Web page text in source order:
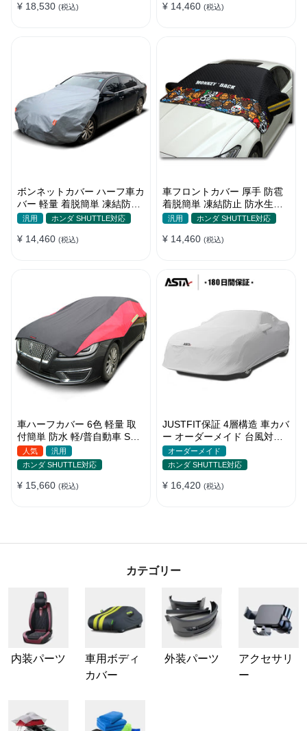
ー
¥ 18,530 (税込) ¥ 14,460 (税込)
ボンネットカバー ハーフ車カ
バー 軽量 着脱簡単 凍結防止
裏起毛 防水防塵 四季
汎用 ホンダ SHUTTLE対応
¥ 14,460 (税込)
車フロントカバー 厚手 防雹
着脱簡単 凍結防止 防水生地
可愛い 軽量 汚れから守る 四
汎用 ホンダ SHUTTLE対応
¥ 14,460 (税込)
車ハーフカバー 6色 軽量 取
付簡単 防水 軽/普自動車 SUV
車対応 どんな天気でも使え
る
人気
汎用
ホンダ SHUTTLE対応
¥ 15,660 (税込)
JUSTFIT保証 4層構造 車カバ
ー オーダーメイド 台風対策
裏起毛 防水 車種専用 防風紐
付き
オーダーメイド
ホンダ SHUTTLE対応
¥ 16,420 (税込)
カテゴリー
内装パーツ
車用ボディ
カバー
外装パーツ
アクセサリ
ー